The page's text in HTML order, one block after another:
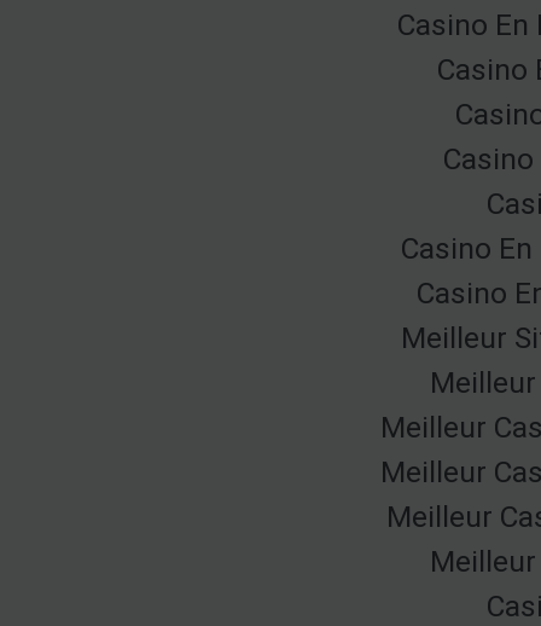
Casino En
Casino
Casino
Casino
Meilleur
Meilleur
Meilleur
Meilleur